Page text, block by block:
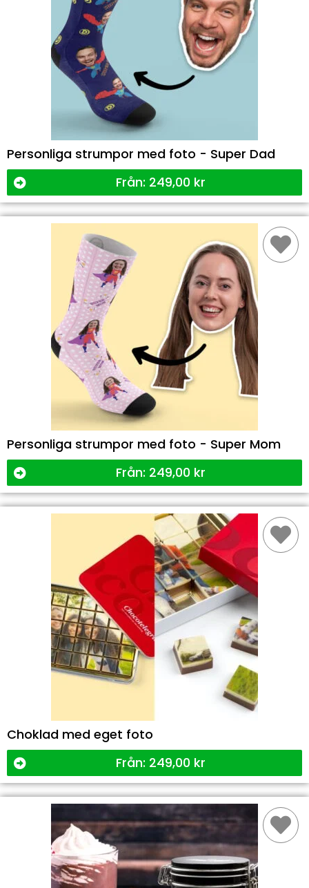
Personliga strumpor med foto - Super Dad
Från: 249,00 kr
Personliga strumpor med foto - Super Mom
Från: 249,00 kr
Choklad med eget foto
Från: 249,00 kr